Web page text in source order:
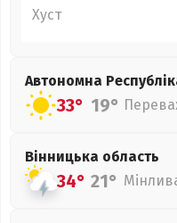
Хуст
Автономна
33° 19°
Вінницька область
34° 21°